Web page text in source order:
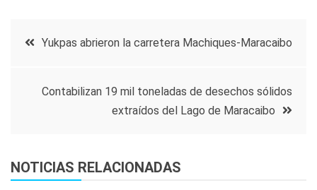
Navegación
Yukpas abrieron la carretera Machiques-Maracaibo
Contabilizan 19 mil toneladas de desechos sólidos
extraídos del Lago de Maracaibo
NOTICIAS RELACIONADAS